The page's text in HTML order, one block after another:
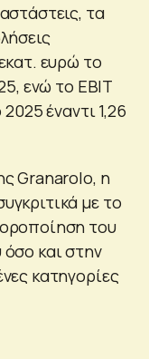
τα
ευρώ το
ενώ το EBIT
έναντι 1,26
Granarolo, η
με το
του
και στην
κατηγορίες